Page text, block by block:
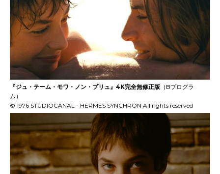
『ジュ・テーム・モワ・ノン・プリュ』4K完全無修正版 （Bプログラ
ム）
© 1976 STUDIOCANAL - HERMES SYNCHRON All rights reserved